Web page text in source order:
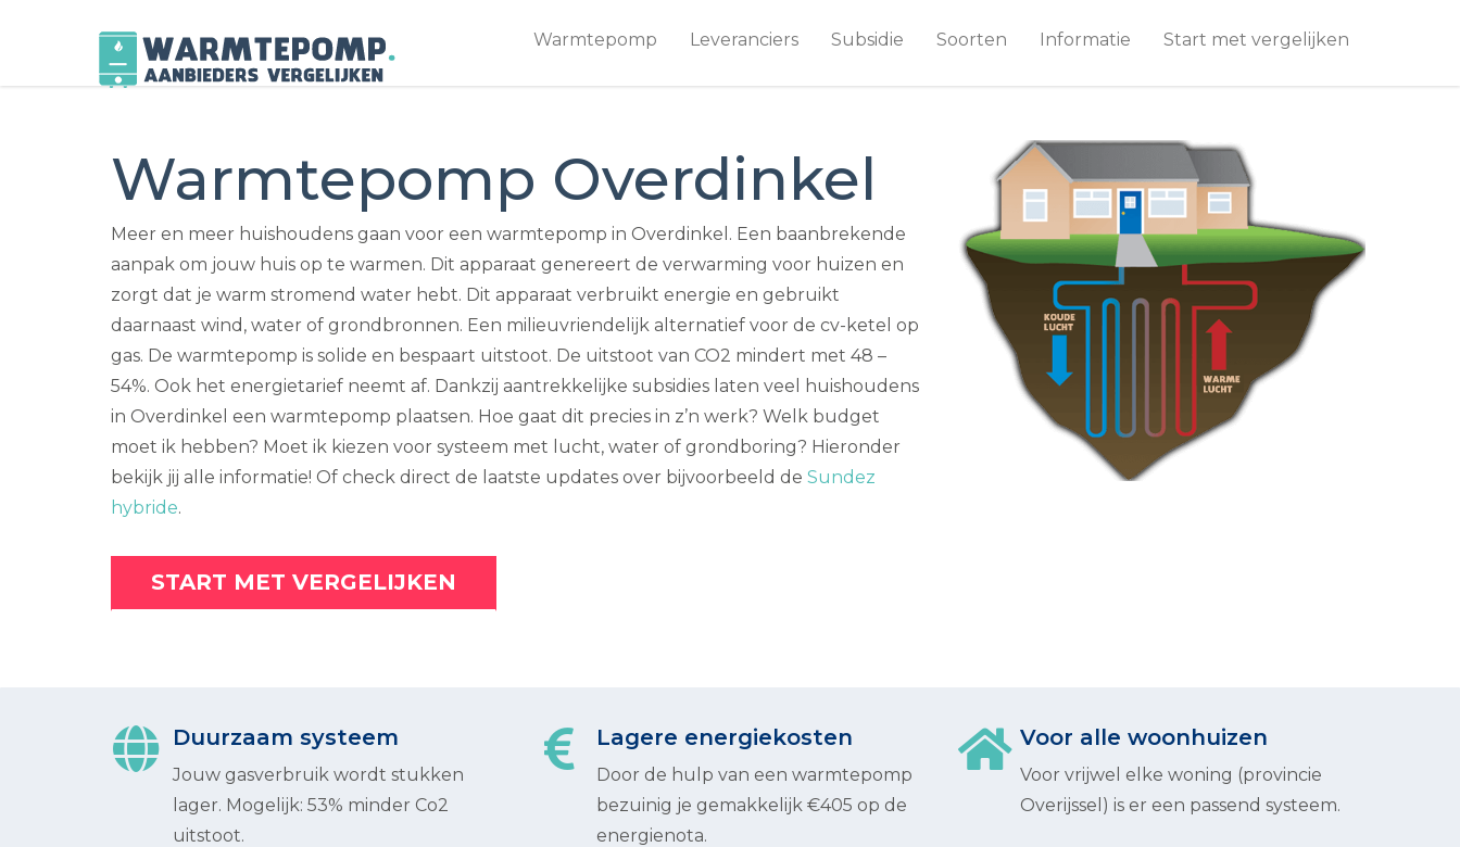
Warmtepomp Leveranciers Subsidie Soorten Informatie Start met vergelijken
Warmtepomp Overdinkel
Meer en meer huishoudens gaan voor een warmtepomp in Overdinkel. Een baanbrekende
aanpak om jouw huis op te warmen. Dit apparaat genereert de verwarming voor huizen en
zorgt dat je warm stromend water hebt. Dit apparaat verbruikt energie en gebruikt
daarnaast wind, water of grondbronnen. Een milieuvriendelijk alternatief voor de cv-ketel op
gas. De warmtepomp is solide en bespaart uitstoot. De uitstoot van CO2 mindert met 48 –
54%. Ook het energietarief neemt af. Dankzij aantrekkelijke subsidies laten veel huishoudens
in Overdinkel een warmtepomp plaatsen. Hoe gaat dit precies in z’n werk? Welk budget
moet ik hebben? Moet ik kiezen voor systeem met lucht, water of grondboring? Hieronder
bekijk jij alle informatie! Of check direct de laatste updates over bijvoorbeeld de Sundez
hybride.
START MET VERGELIJKEN
Duurzaam systeem
Jouw gasverbruik wordt stukken
lager. Mogelijk: 53% minder Co2
uitstoot.
Lagere energiekosten
Door de hulp van een warmtepomp
bezuinig je gemakkelijk €405 op de
energienota.
Voor alle woonhuizen
Voor vrijwel elke woning (provincie
Overijssel) is er een passend systeem.